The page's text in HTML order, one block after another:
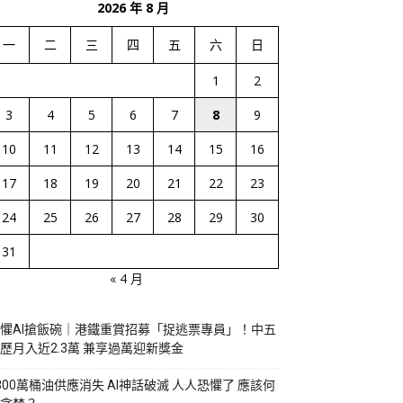
2026 年 8 月
一 二 三 四 五 六 日
1
2
3
4 5 6 7 8
9
10
11 12 13 14 15
16
17
18 19 20 21 22
23
24
25 26 27 28 29
30
31
« 4 月
AI搶飯碗｜港鐵重賞招募「捉逃票專員」！中五
月入近2.3萬 兼享過萬迎新獎金
萬桶油供應消失 AI神話破滅 人人恐懼了 應該何